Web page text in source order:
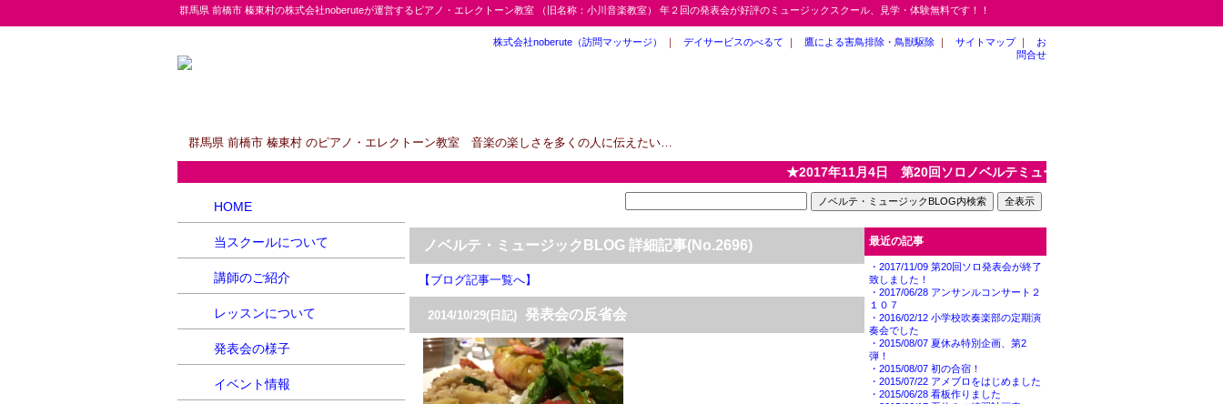
群馬県 前橋市 榛東村の株式会社noberuteが運営するピアノ・エレクトーン教室 （旧名称：小川音楽教室） 年２回の発表会が好評のミュージックスクール、見学・体験無料です！！
株式会社noberute（訪問マッサージ） ｜ デイサービスのべるて ｜ 鷹による害鳥排除・鳥獣駆除｜ サイトマップ｜
お
問合せ
群馬県 前橋市 榛東村 のピアノ・エレクトーン教室 音楽の楽しさを多くの人に伝えたい…
★2017年11月4日 第20回ソロノベルテミュージックスクールソロ発表会が
HOME
当スクールについて
講師のご紹介
レッスンについて
発表会の様子
イベント情報
ノベルテ・ミュージックBLOG 詳細記事(No.2696)
【ブログ記事一覧へ】
2014/10/29(日記) 発表会の反省会
最近の記事
・2017/11/09 第20回ソロ発表会が終了
致しました！
・2017/06/28 アンサンルコンサート２
１０７
・2016/02/12 小学校吹奏楽部の定期演
奏会でした
・2015/08/07 夏休み特別企画、第2
弾！
・2015/08/07 初の合宿！
・2015/07/22 アメブロをはじめました
・2015/06/28 看板作りました